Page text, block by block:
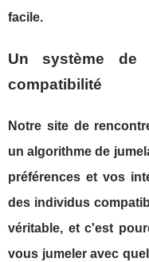
facile.
Un système de
compatibilité
Notre site de
un algorithme de
préférences et vos
des individus
véritable, et c'est
vous jumeler avec